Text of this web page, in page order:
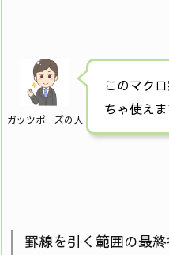
ガッツポーズの人
このマク
ちゃ使えま
罫線を引く範囲の最